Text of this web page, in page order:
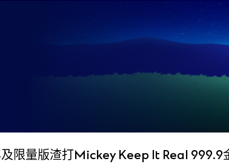
限量版渣打Mickey Keep It Real 999.9